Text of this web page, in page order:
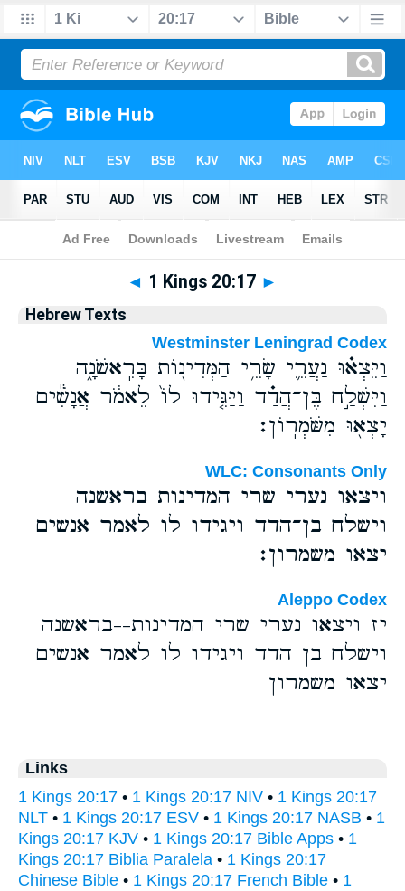
Bible> Hebrew > 1 Kings 20:17
◄ 1 Kings 20:17 ►
Hebrew Texts
Westminster Leningrad Codex
וַיֵּצְא֗וּ נַעֲרֵ֛י שָׂרֵ֥י הַמְּדִינ֖וֹת בָּרִֽאשֹׁנָ֑ה
וַיִּשְׁלַ֣ח בֶּן־הֲדַ֗ד וַיַּגִּ֤ידוּ לוֹ֙ לֵאמֹ֔ר אֲנָשִׁ֕ים
יָצְא֖וּ מִשֹּׁמְרֽוֹן׃
WLC: Consonants Only
ויצאו נערי שרי המדינות בראשנה
וישלח בן־הדד ויגידו לו לאמר אנשים
יצאו משמרון׃
Aleppo Codex
יז ויצאו נערי שרי המדינות--בראשנה
וישלח בן הדד ויגידו לו לאמר אנשים
יצאו משמרון
Links
1 Kings 20:17 • 1 Kings 20:17 NIV • 1 Kings 20:17
NLT • 1 Kings 20:17 ESV • 1 Kings 20:17 NASB • 1
Kings 20:17 KJV • 1 Kings 20:17 Bible Apps • 1
Kings 20:17 Biblia Paralela • 1 Kings 20:17
Chinese Bible • 1 Kings 20:17 French Bible • 1